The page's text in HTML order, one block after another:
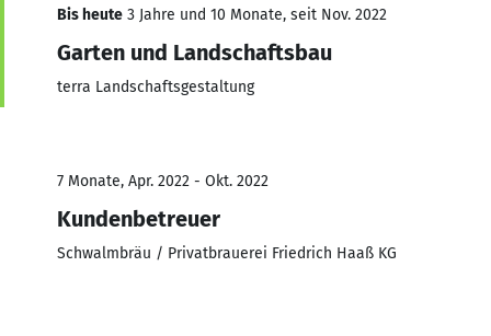
Bis heute 3 Jahre und 10 Monate, seit Nov. 2022
Garten und Landschaftsbau
terra Landschaftsgestaltung
7 Monate, Apr. 2022 - Okt. 2022
Kundenbetreuer
Schwalmbräu / Privatbrauerei Friedrich Haaß KG